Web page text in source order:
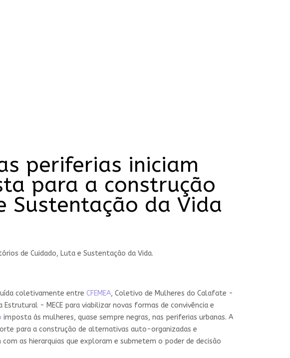
periferias iniciam
para a construção
Sustentação da Vida
de Cuidado, Luta e Sustentação da Vida.
coletivamente entre CFEMEA, Coletivo de Mulheres do Calafate -
Estrutural - MECE para viabilizar novas formas de convivência e
imposta às mulheres, quase sempre negras, nas periferias urbanas. A
para a construção de alternativas auto-organizadas e
as hierarquias que exploram e submetem o poder de decisão